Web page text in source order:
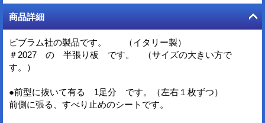
商品詳細
ビブラム社の製品です。 （イタリー製）
＃2027 の 半張り板 です。 （サイズの大きい方で
す。）
●前型に抜いて有る 1足分 です。（左右１枚ずつ）
前側に張る、すべり止めのシートです。